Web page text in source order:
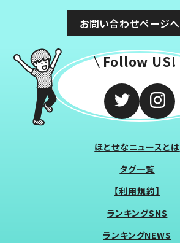
お問い合わせページへ
Follow US!
ほとせなニュースとは
タグ一覧
【利用規約】
ランキングSNS
ランキングNEWS